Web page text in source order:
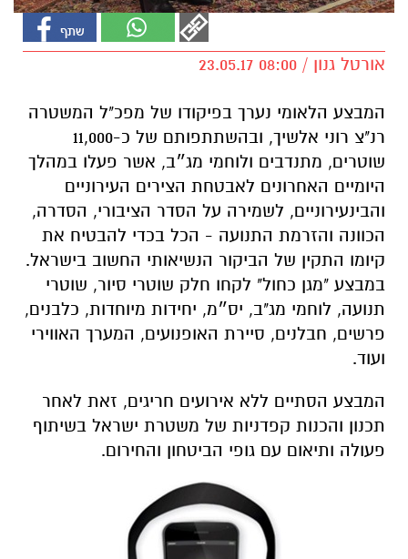
אורטל גנון / 08:00 23.05.17
המבצע הלאומי נערך בפיקודו של מפכ"ל המשטרה
רנ"צ רוני אלשיך, ובהשתתפותם של כ-11,000
שוטרים, מתנדבים ולוחמי מג״ב, אשר פעלו במהלך
היומיים האחרונים לאבטחת הצירים העירוניים
והבינעירוניים, לשמירה על הסדר הציבורי, הסדרה,
הכוונה והזרמת התנועה - הכל בכדי להבטיח את
קיומו התקין של הביקור הנשיאותי החשוב בישראל.
במבצע "מגן כחול" לקחו חלק שוטרי סיור, שוטרי
תנועה, לוחמי מג"ב, יס״מ, יחידות מיוחדות, כלבנים,
פרשים, חבלנים, סיירת האופנועים, המערך האווירי
ועוד.
המבצע הסתיים ללא אירועים חריגים, זאת לאחר
תכנון והכנות קפדניות של משטרת ישראל בשיתוף
פעולה ותיאום עם גופי הביטחון והחירום.